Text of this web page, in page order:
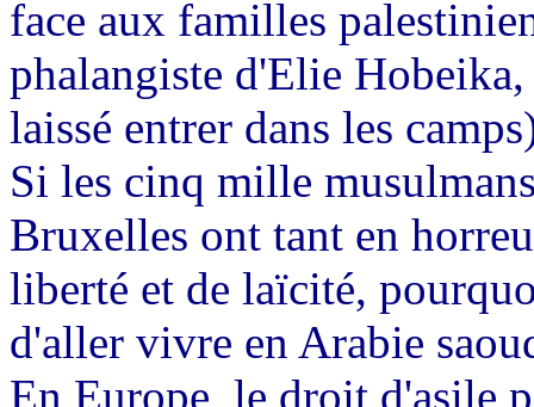
face aux familles
phalangiste d'Elie
laissé entrer dans les
Si les cinq mille
Bruxelles ont tant en
liberté et de laïcité,
d'aller vivre en Arabie
En Europe, le droit d'asile